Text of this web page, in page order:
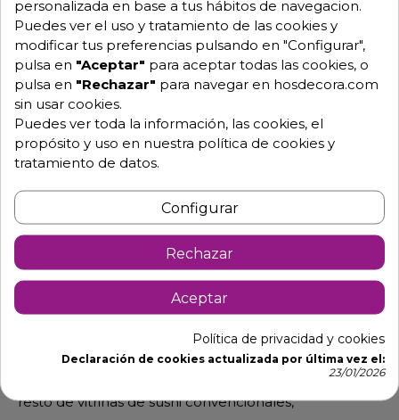
Descripción Detalles de producto
Vitrina sobremostrador para sushi
Otras medidas disponibles:
- Largo 132 x ancho 39.5 x alto 27 cm. 6 Platos.
- Largo 168 x ancho 39.5 x alto 27 cm. 8 Platos.
Vitrina de tapas Sushi Shark de Sayl está provista de
detalles que marcan una gran diferencia respecto al
resto de vitrinas de sushi convencionales,
personalizada en base a tus hábitos de navegacion.
Puedes ver el uso y tratamiento de las cookies y
modificar tus preferencias pulsando en "Configurar",
pulsa en "Aceptar" para aceptar todas las cookies, o
pulsa en "Rechazar" para navegar en hosdecora.com
sin usar cookies.
Puedes ver toda la información, las cookies, el
propósito y uso en nuestra política de cookies y
tratamiento de datos.
Configurar
Rechazar
Aceptar
Política de privacidad y cookies
Declaración de cookies actualizada por última vez el:
23/01/2026